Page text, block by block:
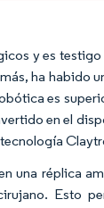
y es
ha habido
es
en el
una réplica
Esto